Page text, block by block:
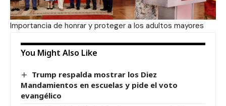
Importancia de honrar y proteger a los adultos mayores
You Might Also Like
Trump respalda mostrar los Diez
Mandamientos en escuelas y pide el voto
evangélico